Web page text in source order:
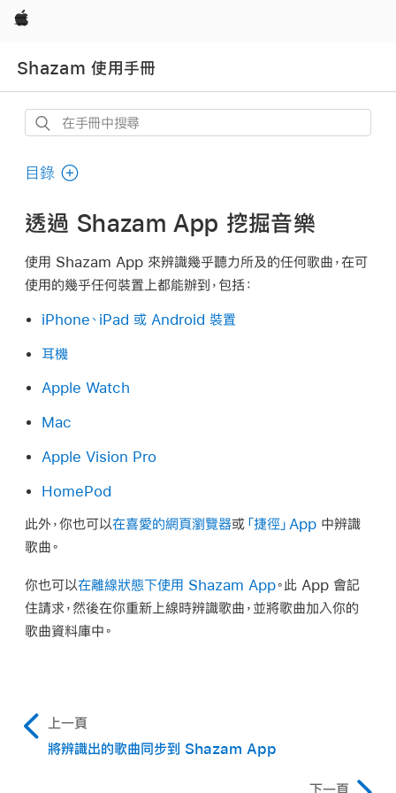
Apple
Shazam 使用手冊
在
冊
搜
尋
目錄
透過 Shazam App 挖掘音樂
使用 Shazam App 來辨識幾乎聽力所及的任何歌曲，在可
使用的幾乎任何裝置上都能辦到，包括：
iPhone、iPad 或 Android 裝置
耳機
Apple Watch
Mac
Apple Vision Pro
HomePod
此外，你也可以在喜愛的網頁瀏覽器或 「捷徑」App 中辨識
歌曲。
你也可以在離線狀態下使用 Shazam App。此 App 會記
住請求，然後在你重新上線時辨識歌曲，並將歌曲加入你的
歌曲資料庫中。
上一頁
將辨識出的歌曲同步到 Shazam App
下一頁